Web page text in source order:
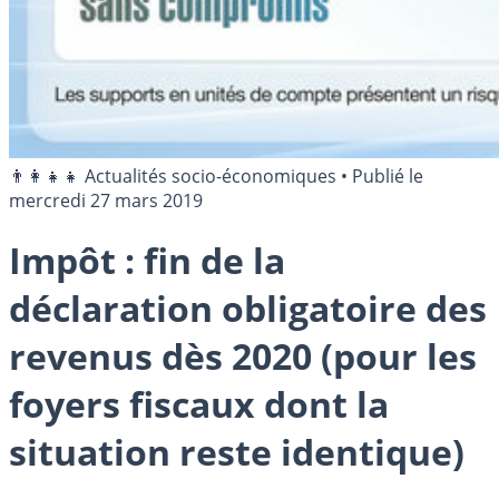
👨‍👩‍👧‍👧 Actualités socio-économiques • Publié le
mercredi 27 mars 2019
Impôt : fin de la
déclaration obligatoire des
revenus dès 2020 (pour les
foyers fiscaux dont la
situation reste identique)